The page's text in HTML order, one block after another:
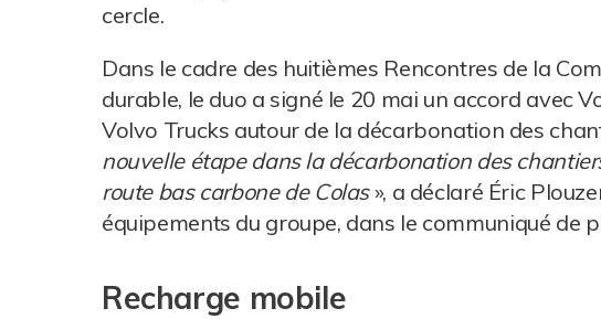
cercle.
Dans le cadre des huitièmes Rencontres de la
durable, le duo a signé le 20 mai un accord avec
Volvo Trucks autour de la décarbonation des
nouvelle étape dans la décarbonation des
route bas carbone de Colas», a déclaré Éric
équipements du groupe, dans le communiqué de
Recharge mobile